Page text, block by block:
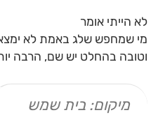
לא הייתי אומר
מי שמחפש שלג באמת לא
וטובה בהחלט יש שם, הרבה
מיקום: בית שמש